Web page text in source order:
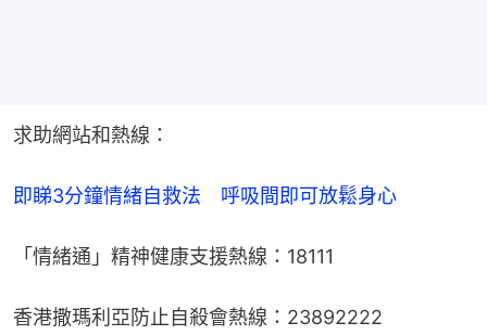
求助網站和熱線：
即睇3分鐘情緒自救法　呼吸間即可放鬆身心
「情緒通」精神健康支援熱線：18111
香港撒瑪利亞防止自殺會熱線：23892222